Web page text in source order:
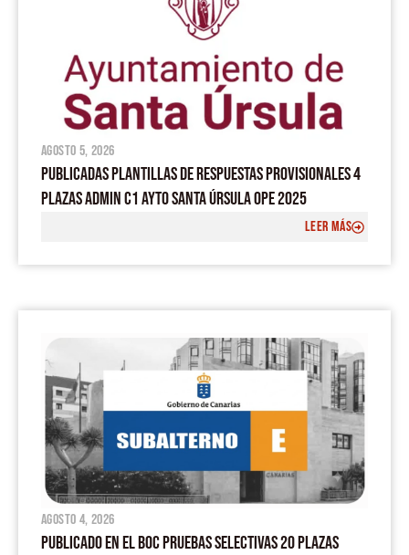
agosto 5, 2026
PUBLICADAS PLANTILLAS DE RESPUESTAS PROVISIONALES 4
PLAZAS ADMIN C1 AYTO SANTA ÚRSULA OPE 2025
LEER MÁS
agosto 4, 2026
PUBLICADO EN EL BOC PRUEBAS SELECTIVAS 20 PLAZAS